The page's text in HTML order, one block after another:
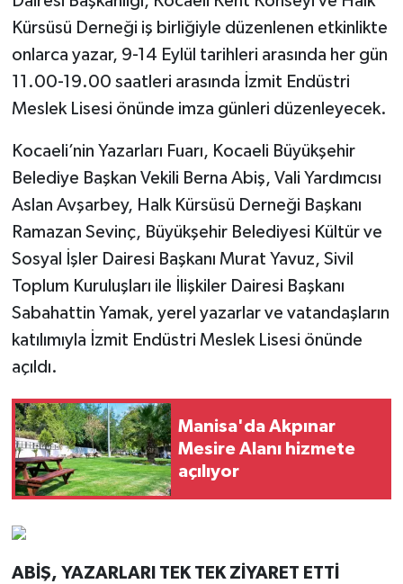
Kürsüsü Derneği iş birliğiyle düzenlenen etkinlikte
onlarca yazar, 9-14 Eylül tarihleri arasında her gün
11.00-19.00 saatleri arasında İzmit Endüstri
Meslek Lisesi önünde imza günleri düzenleyecek.
Kocaeli’nin Yazarları Fuarı, Kocaeli Büyükşehir
Belediye Başkan Vekili Berna Abiş, Vali Yardımcısı
Aslan Avşarbey, Halk Kürsüsü Derneği Başkanı
Ramazan Sevinç, Büyükşehir Belediyesi Kültür ve
Sosyal İşler Dairesi Başkanı Murat Yavuz, Sivil
Toplum Kuruluşları ile İlişkiler Dairesi Başkanı
Sabahattin Yamak, yerel yazarlar ve vatandaşların
katılımıyla İzmit Endüstri Meslek Lisesi önünde
açıldı.
Manisa'da Akpınar
Mesire Alanı hizmete
açılıyor
ABİŞ, YAZARLARI TEK TEK ZİYARET ETTİ